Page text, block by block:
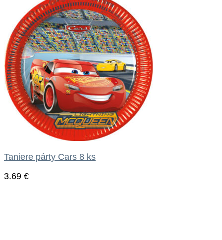
Taniere párty Cars 8 ks
3.69 €